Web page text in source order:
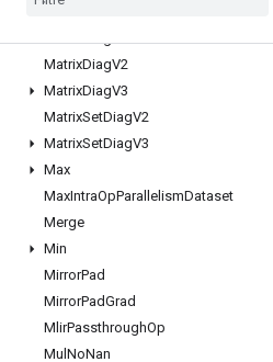
MatrixDiagV2
MatrixDiagV3
MatrixSetDiagV2
MatrixSetDiagV3
Max
MaxIntraOpParallelismDataset
Merge
Min
MirrorPad
MirrorPadGrad
MlirPassthroughOp
Mul NoNan